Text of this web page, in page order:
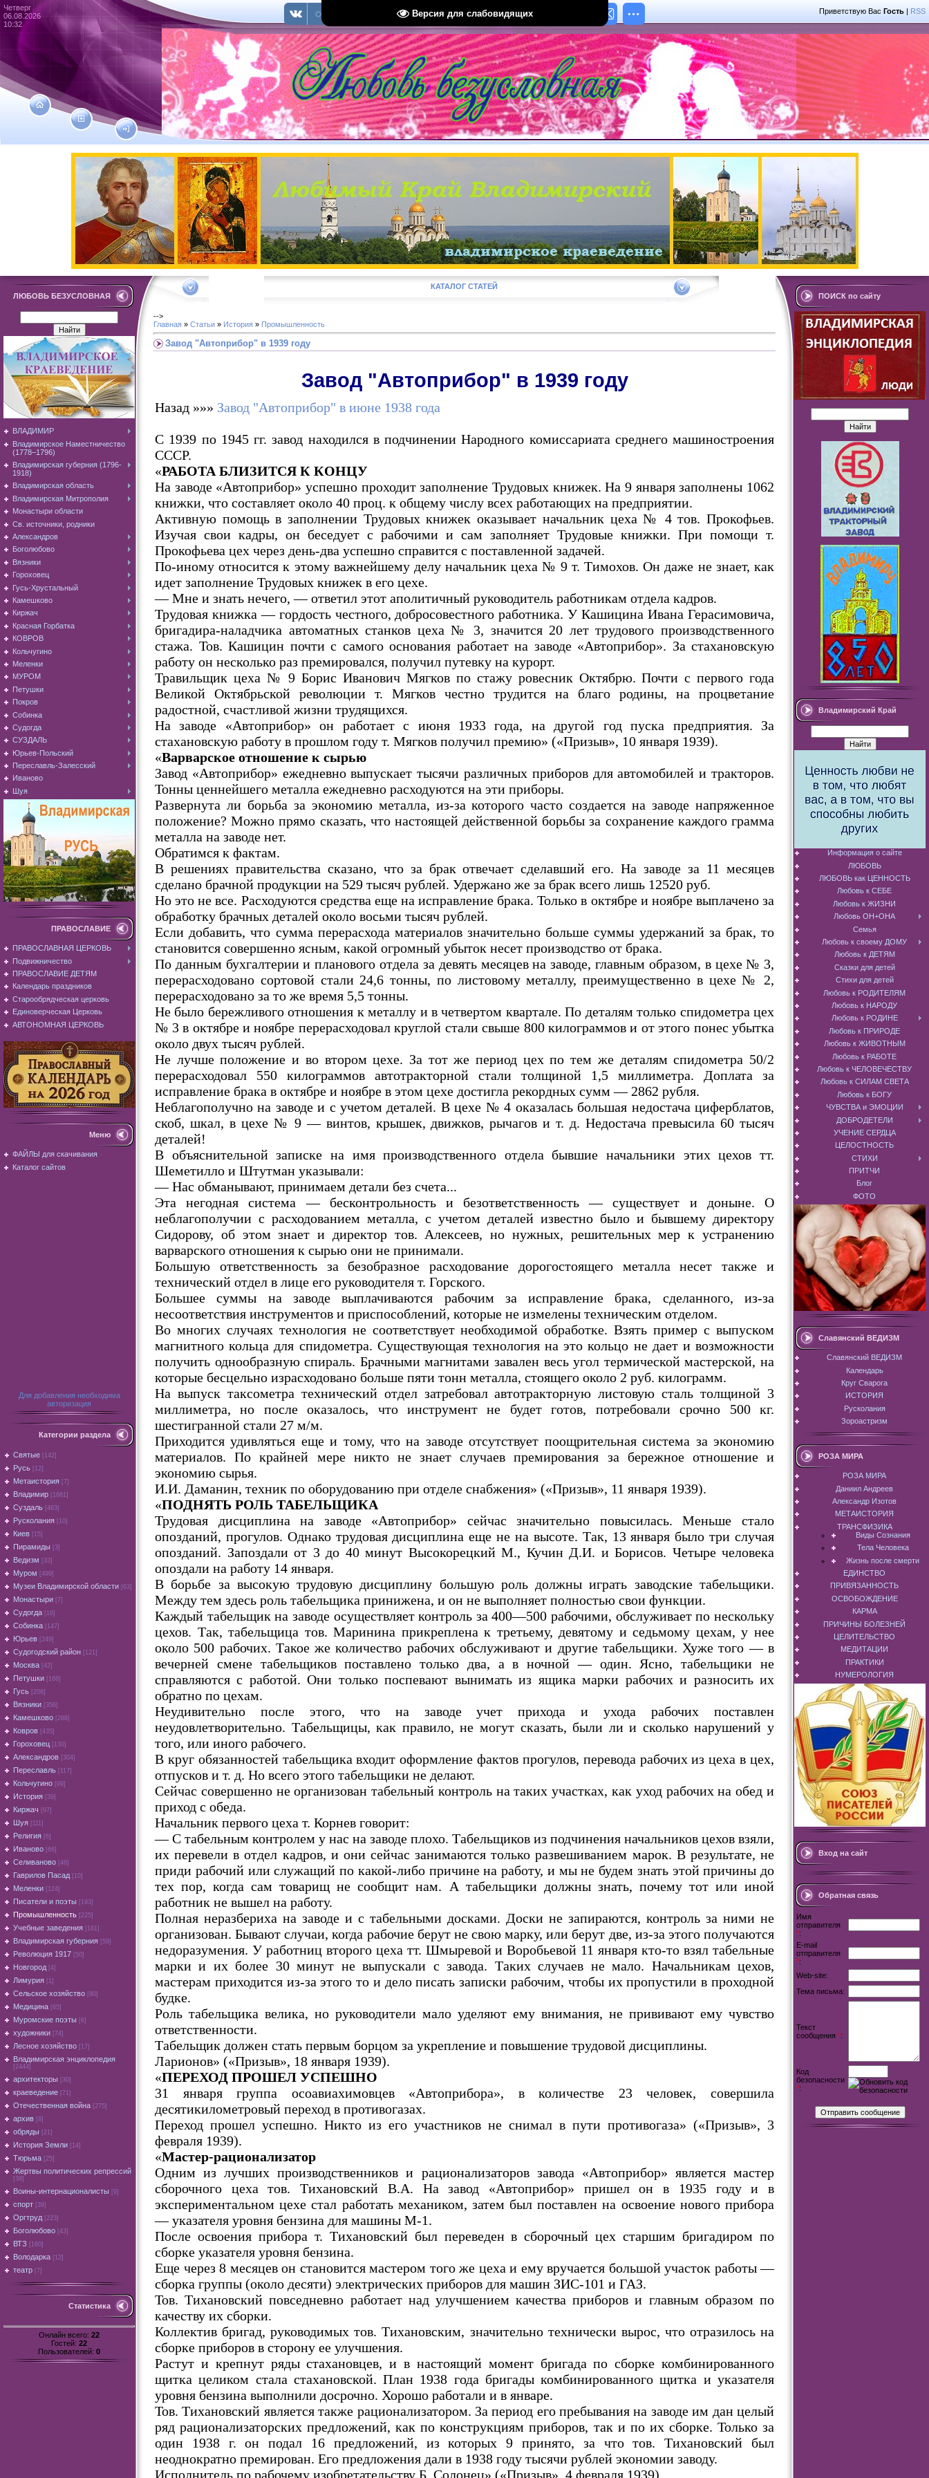
Версия для слабовидящих
Четверг
06.08.2026
10:32
Приветствую Вас Гость | RSS
ЛЮБОВЬ БЕЗУСЛОВНАЯ
ВЛАДИМИР
Владимирское Наместничество
(1778–1796)
Владимирская губерния (1796-
1918)
Владимирская область
Владимирская Митрополия
Монастыри области
Св. источники, родники
Александров
Боголюбово
Вязники
Гороховец
Гусь-Хрустальный
Камешково
Киржач
Красная Горбатка
КОВРОВ
Кольчугино
Меленки
МУРОМ
Петушки
Покров
Собинка
Судогда
СУЗДАЛЬ
Юрьев-Польский
Переславль-Залесский
Иваново
Шуя
ПРАВОСЛАВИЕ
ПРАВОСЛАВНАЯ ЦЕРКОВЬ
Подвижничество
ПРАВОСЛАВИЕ ДЕТЯМ
Календарь праздников
Старообрядческая церковь
Единоверческая Церковь
АВТОНОМНАЯ ЦЕРКОВЬ
Меню
ФАЙЛЫ для скачивания
Каталог сайтов
Для добавления необходима
авторизация
Категории раздела
Святые [142]
Русь [12]
Метаистория [7]
Владимир [1681]
Суздаль [483]
Русколания [10]
Киев [15]
Пирамиды [3]
Ведизм [33]
Муром [499]
Музеи Владимирской области [63]
Монастыри [7]
Судогда [16]
Собинка [147]
Юрьев [249]
Судогодский район [121]
Москва [42]
Петушки [168]
Гусь [206]
Вязники [356]
Камешково [288]
Ковров [435]
Гороховец [130]
Александров [304]
Переславль [117]
Кольчугино [99]
История [39]
Киржач [97]
Шуя [111]
Религия [6]
Иваново [66]
Селиваново [46]
Гаврилов Пасад [10]
Меленки [124]
Писатели и поэты [193]
Промышленность [225]
Учебные заведения [181]
Владимирская губерния [59]
Революция 1917 [50]
Новгород [4]
Лимурия [1]
Сельское хозяйство [80]
Медицина [65]
Муромские поэты [6]
художники [74]
Лесное хозяйство [17]
Владимирская энциклопедия
[2444]
архитекторы [30]
краеведение [71]
Отечественная война [275]
архив [8]
обряды [21]
История Земли [14]
Тюрьма [25]
Жертвы политических репрессий
[38]
Воины-интернационалисты [9]
спорт [39]
Оргтруд [223]
Боголюбово [43]
ВТЗ [160]
Володарка [12]
театр [7]
Статистика
Онлайн всего: 22
Гостей: 22
Пользователей: 0
КАТАЛОГ СТАТЕЙ
-->
Главная » Статьи » История » Промышленность
Завод "Автоприбор" в 1939 году
Завод "Автоприбор" в 1939 году
Назад »»» Завод "Автоприбор" в июне 1938 года
С 1939 по 1945 гг. завод находился в подчинении Народного комиссариата среднего машиностроения
СССР.
«РАБОТА БЛИЗИТСЯ К КОНЦУ
На заводе «Автоприбор» успешно проходит заполнение Трудовых книжек. На 9 января заполнены 1062
книжки, что составляет около 40 проц. к общему числу всех работающих на предприятии.
Активную помощь в заполнении Трудовых книжек оказывает начальник цеха № 4 тов. Прокофьев.
Изучая свои кадры, он беседует с рабочими и сам заполняет Трудовые книжки. При помощи т.
Прокофьева цех через день-два успешно справится с поставленной задачей.
По-иному относится к этому важнейшему делу начальник цеха № 9 т. Тимохов. Он даже не знает, как
идет заполнение Трудовых книжек в его цехе.
— Мне и знать нечего, — ответил этот аполитичный руководитель работникам отдела кадров.
Трудовая книжка — гордость честного, добросовестного работника. У Кашицина Ивана Герасимовича,
бригадира-наладчика автоматных станков цеха № 3, значится 20 лет трудового производственного
стажа. Тов. Кашицин почти с самого основания работает на заводе «Автоприбор». За стахановскую
работу он несколько раз премировался, получил путевку на курорт.
Травильщик цеха № 9 Борис Иванович Мягков по стажу ровесник Октябрю. Почти с первого года
Великой Октябрьской революции т. Мягков честно трудится на благо родины, на процветание
радостной, счастливой жизни трудящихся.
На заводе «Автоприбор» он работает с июня 1933 года, на другой год пуска предприятия. За
стахановскую работу в прошлом году т. Мягков получил премию» («Призыв», 10 января 1939).
«Варварское отношение к сырью
Завод «Автоприбор» ежедневно выпускает тысячи различных приборов для автомобилей и тракторов.
Тонны ценнейшего металла ежедневно расходуются на эти приборы.
Развернута ли борьба за экономию металла, из-за которого часто создается на заводе напряженное
положение? Можно прямо сказать, что настоящей действенной борьбы за сохранение каждого грамма
металла на заводе нет.
Обратимся к фактам.
В решениях правительства сказано, что за брак отвечает сделавший его. На заводе за 11 месяцев
сделано брачной продукции на 529 тысяч рублей. Удержано же за брак всего лишь 12520 руб.
Но это не все. Расходуются средства еще на исправление брака. Только в октябре и ноябре выплачено за
обработку брачных деталей около восьми тысяч рублей.
Если добавить, что сумма перерасхода материалов значительно больше суммы удержаний за брак, то
становится совершенно ясным, какой огромный убыток несет производство от брака.
По данным бухгалтерии и планового отдела за девять месяцев на заводе, главным образом, в цехе № 3,
перерасходовано сортовой стали 24,6 тонны, по листовому металлу, преимущественно в цехе № 2,
перерасходовано за то же время 5,5 тонны.
Не было бережливого отношения к металлу и в четвертом квартале. По деталям только спидометра цех
№ 3 в октябре и ноябре перерасходовал круглой стали свыше 800 килограммов и от этого понес убытка
около двух тысяч рублей.
Не лучше положение и во втором цехе. За тот же период цех по тем же деталям спидометра 50/2
перерасходовал 550 килограммов автотракторной стали толщиной 1,5 миллиметра. Доплата за
исправление брака в октябре и ноябре в этом цехе достигла рекордных сумм — 2862 рубля.
Неблагополучно на заводе и с учетом деталей. В цехе № 4 оказалась большая недостача циферблатов,
скоб, шкал, в цехе № 9 — винтов, крышек, движков, рычагов и т. д. Недостача превысила 60 тысяч
деталей!
В объяснительной записке на имя производственного отдела бывшие начальники этих цехов тт.
Шеметилло и Штутман указывали:
— Нас обманывают, принимаем детали без счета...
Эта негодная система — бесконтрольность и безответственность — существует и доныне. О
неблагополучии с расходованием металла, с учетом деталей известно было и бывшему директору
Сидорову, об этом знает и директор тов. Алексеев, но нужных, решительных мер к устранению
варварского отношения к сырью они не принимали.
Большую ответственность за безобразное расходование дорогостоящего металла несет также и
технический отдел в лице его руководителя т. Горского.
Большее суммы на заводе выплачиваются рабочим за исправление брака, сделанного, из-за
несоответствия инструментов и приспособлений, которые не измелены техническим отделом.
Во многих случаях технология не соответствует необходимой обработке. Взять пример с выпуском
магнитного кольца для спидометра. Существующая технология на это кольцо не дает и возможности
получить однообразную спираль. Брачными магнитами завален весь угол термической мастерской, на
которые бесцельно израсходовано больше пяти тонн металла, стоящего около 2 руб. килограмм.
На выпуск таксометра технический отдел затребовал автотракторную листовую сталь толщиной 3
миллиметра, но после оказалось, что инструмент не будет готов, потребовали срочно 500 кг.
шестигранной стали 27 м/м.
Приходится удивляться еще и тому, что на заводе отсутствует поощрительная система за экономию
материалов. По крайней мере никто не знает случаев премирования за бережное отношение и
экономию сырья.
И.И. Даманин, техник по оборудованию при отделе снабжения» («Призыв», 11 января 1939).
«ПОДНЯТЬ РОЛЬ ТАБЕЛЬЩИКА
Трудовая дисциплина на заводе «Автоприбор» сейчас значительно повысилась. Меньше стало
опозданий, прогулов. Однако трудовая дисциплина еще не на высоте. Так, 13 января было три случая
опозданий. Запоздали от 3 до 40 минут Высокорецкий М., Кучин Д.И. и Борисов. Четыре человека
опоздали на работу 14 января.
В борьбе за высокую трудовую дисциплину большую роль должны играть заводские табельщики.
Между тем здесь роль табельщика принижена, и он не выполняет полностью свои функции.
Каждый табельщик на заводе осуществляет контроль за 400—500 рабочими, обслуживает по нескольку
цехов. Так, табельщица тов. Маринина прикреплена к третьему, девятому и седьмому цехам, у нее
около 500 рабочих. Такое же количество рабочих обслуживают и другие табельщики. Хуже того — в
вечерней смене табельщиков поставлено только два, а в ночной — один. Ясно, табельщики не
справляются с работой. Они только поспевают вынимать из ящика марки рабочих и разносить их
обратно по цехам.
Неудивительно после этого, что на заводе учет прихода и ухода рабочих поставлен
неудовлетворительно. Табельщицы, как правило, не могут сказать, были ли и сколько нарушений у
того, или иного рабочего.
В круг обязанностей табельщика входит оформление фактов прогулов, перевода рабочих из цеха в цех,
отпусков и т. д. Но всего этого табельщики не делают.
Сейчас совершенно не организован табельный контроль на таких участках, как уход рабочих на обед и
приход с обеда.
Начальник первого цеха т. Корнев говорит:
— C табельным контролем у нас на заводе плохо. Табельщиков из подчинения начальников цехов взяли,
их перевели в отдел кадров, и они сейчас занимаются только развешиванием марок. В результате, не
приди рабочий или служащий по какой-либо причине на работу, и мы не будем знать этой причины до
тех пор, когда сам товарищ не сообщит нам. А табельщики должны знать, почему тот или иной
работник не вышел на работу.
Полная неразбериха на заводе и с табельными досками. Доски не запираются, контроль за ними не
организован. Бывают случаи, когда рабочие берут не свою марку, или берут две, из-за этого получаются
недоразумения. У работниц второго цеха тт. Шмыревой и Воробьевой 11 января кто-то взял табельные
марки и их более 30 минут не выпускали с завода. Таких случаев не мало. Начальникам цехов,
мастерам приходится из-за этого то и дело писать записки рабочим, чтобы их пропустили в проходной
будке.
Роль табельщика велика, но руководители мало уделяют ему внимания, не прививают ему чувство
ответственности.
Табельщик должен стать первым борцом за укрепление и повышение трудовой дисциплины.
Ларионов» («Призыв», 18 января 1939).
«ПЕРЕХОД ПРОШЕЛ УСПЕШНО
31 января группа осоавиахимовцев «Автоприбора», в количестве 23 человек, совершила
десятикилометровый переход в противогазах.
Переход прошел успешно. Никто из его участников не снимал в пути противогаза» («Призыв», 3
февраля 1939).
«Мастер-рационализатор
Одним из лучших производственников и рационализаторов завода «Автоприбор» является мастер
сборочного цеха тов. Тихановский В.А. На завод «Автоприбор» пришел он в 1935 году и в
экспериментальном цехе стал работать механиком, затем был поставлен на освоение нового прибора
— указателя уровня бензина для машины М-1.
После освоения прибора т. Тихановский был переведен в сборочный цех старшим бригадиром по
сборке указателя уровня бензина.
Еще через 8 месяцев он становится мастером того же цеха и ему вручается большой участок работы —
сборка группы (около десяти) электрических приборов для машин ЗИС-101 и ГАЗ.
Тов. Тихановский повседневно работает над улучшением качества приборов и главным образом по
качеству их сборки.
Коллектив бригад, руководимых тов. Тихановским, значительно технически вырос, что отразилось на
сборке приборов в сторону ее улучшения.
Растут и крепнут ряды стахановцев, и в настоящий момент бригада по сборке комбинированного
щитка целиком стала стахановской. План 1938 года бригады комбинированного щитка и указателя
уровня бензина выполнили досрочно. Хорошо работали и в январе.
Тов. Тихановский является также рационализатором. За период его пребывания на заводе им дан целый
ряд рационализаторских предложений, как по конструкциям приборов, так и по их сборке. Только за
один 1938 г. он подал 16 предложений, из которых 9 принято, за что тов. Тихановский был
неоднократно премирован. Его предложения дали в 1938 году тысячи рублей экономии заводу.
Исполнитель по рабочему изобретательству Б. Солонец» («Призыв», 4 февраля 1939).
ПОИСК по сайту
Владимирский Край
Информация о сайте
ЛЮБОВЬ
ЛЮБОВЬ как ЦЕННОСТЬ
Любовь к СЕБЕ
Любовь к ЖИЗНИ
Любовь ОН+ОНА
Семья
Любовь к своему ДОМУ
Любовь к ДЕТЯМ
Сказки для детей
Стихи для детей
Любовь к РОДИТЕЛЯМ
Любовь к НАРОДУ
Любовь к РОДИНЕ
Любовь к ПРИРОДЕ
Любовь к ЖИВОТНЫМ
Любовь к РАБОТЕ
Любовь к ЧЕЛОВЕЧЕСТВУ
Любовь к СИЛАМ СВЕТА
Любовь к БОГУ
ЧУВСТВА и ЭМОЦИИ
ДОБРОДЕТЕЛИ
УЧЕНИЕ СЕРДЦА
ЦЕЛОСТНОСТЬ
СТИХИ
ПРИТЧИ
Блог
ФОТО
Славянский ВЕДИЗМ
Славянский ВЕДИЗМ
Календарь
Круг Сварога
ИСТОРИЯ
Русколания
Зороастризм
РОЗА МИРА
РОЗА МИРА
Даниил Андреев
Александр Изотов
МЕТАИСТОРИЯ
ТРАНСФИЗИКА
Виды Сознания
Тела Человека
Жизнь после смерти
ЕДИНСТВО
ПРИВЯЗАННОСТЬ
ОСВОБОЖДЕНИЕ
КАРМА
ПРИЧИНЫ БОЛЕЗНЕЙ
ЦЕЛИТЕЛЬСТВО
МЕДИТАЦИИ
ПРАКТИКИ
НУМЕРОЛОГИЯ
Вход на сайт
Обратная связь
Имя
отправителя
*:
E-mail
отправителя
*:
Web-site:
Тема письма:
Текст
сообщения *:
Код
безопасности
*: